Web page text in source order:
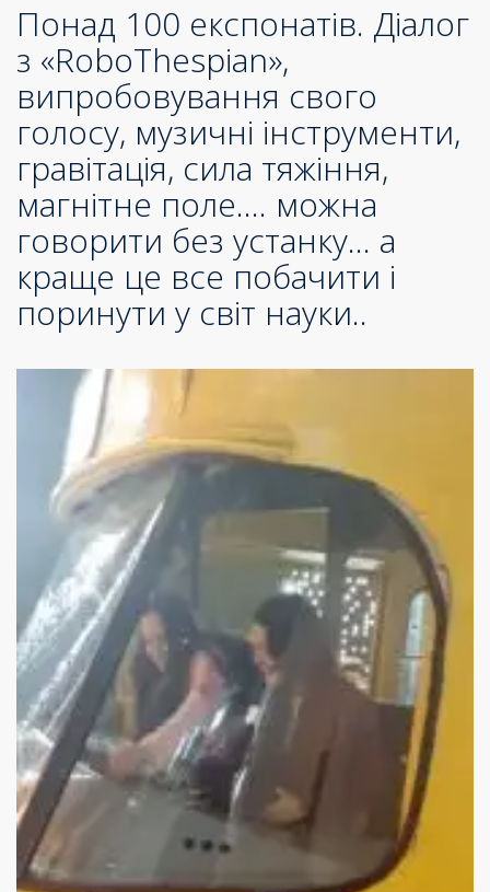
Понад 100 експонатів. Діалог
з «RoboThespian»,
випробовування свого
голосу, музичні інструменти,
гравітація, сила тяжіння,
магнітне поле…. можна
говорити без устанку… а
краще це все побачити і
поринути у світ науки..